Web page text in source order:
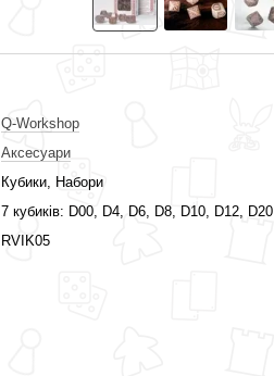
Q-Workshop
Аксесуари
Кубики, Набори
7 кубиків: D00, D4, D6, D8, D10, D12, D20
RVIK05